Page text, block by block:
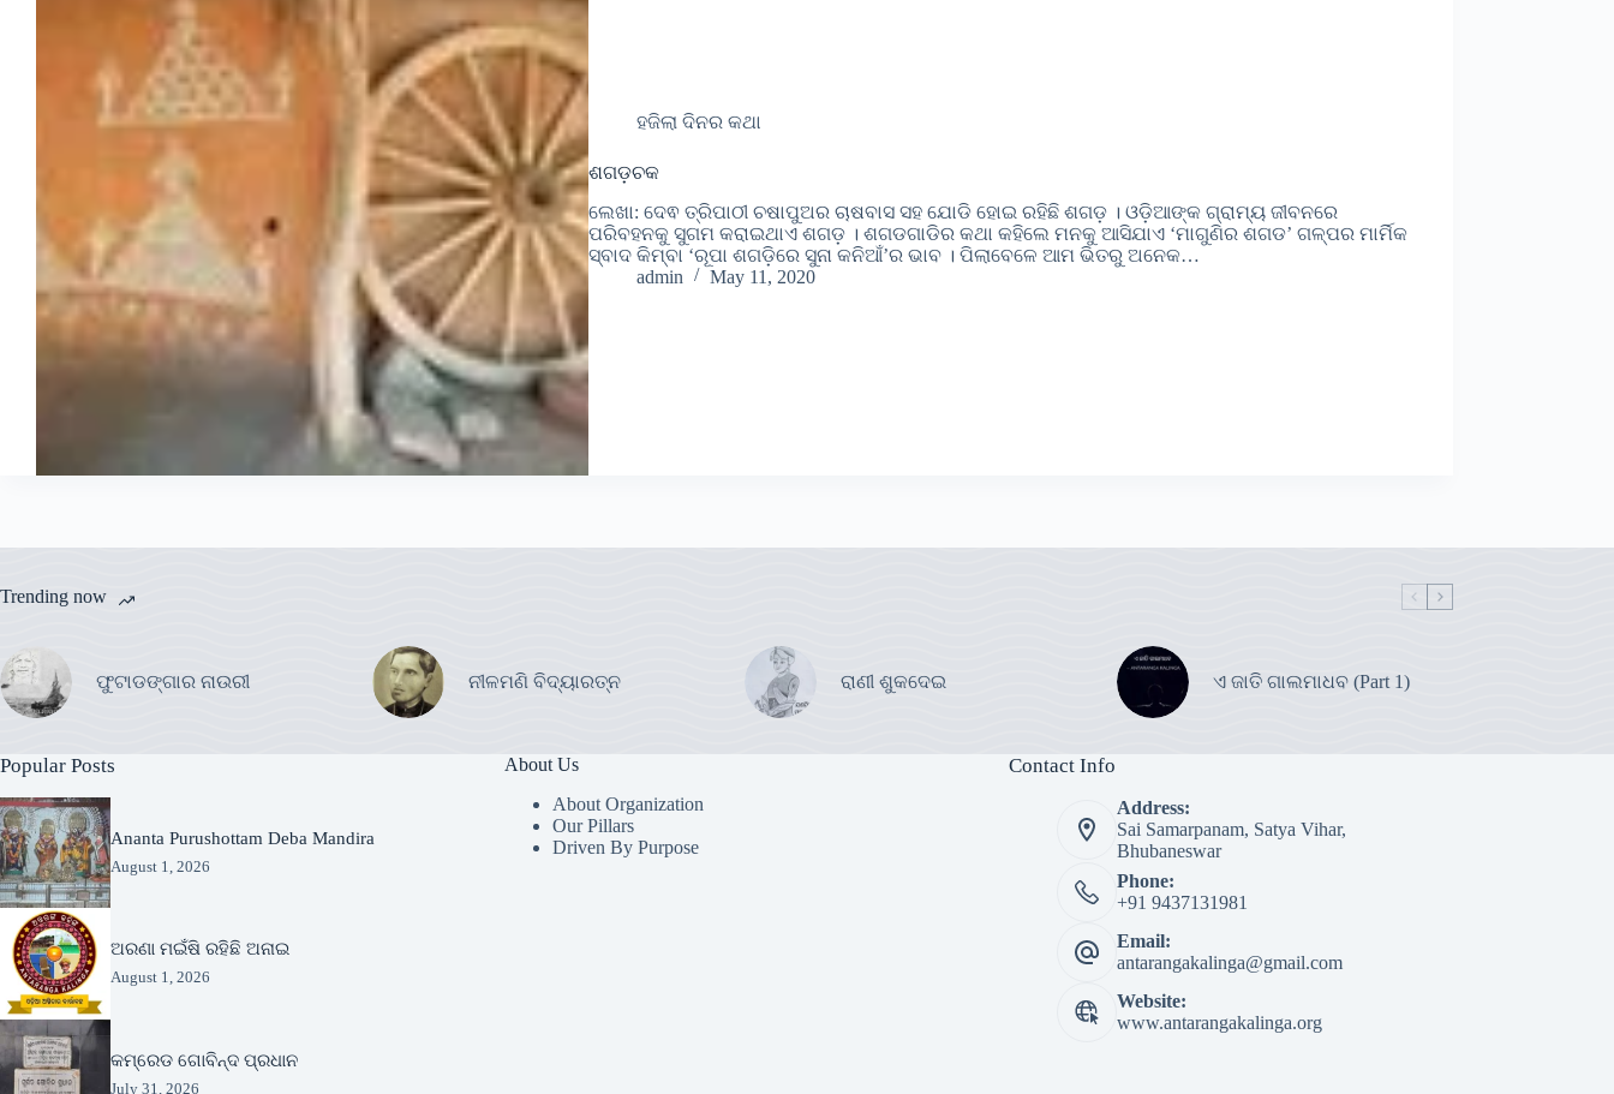
ହଜିଲା ଦିନର କଥା
ଶଗଡ଼ଚକ
ଲେଖା: ଦେଵ ତ୍ରିପାଠୀ ଚଷାପୁଅର ଚାଷବାସ ସହ ଯୋଡି ହୋଇ ରହିଛି ଶଗଡ଼ । ଓଡ଼ିଆଙ୍କ ଗ୍ରାମ୍ୟ ଜୀବନରେ
ପରିବହନକୁ ସୁଗମ କରାଇଥାଏ ଶଗଡ଼ । ଶଗଡଗାଡିର କଥା କହିଲେ ମନକୁ ଆସିଯାଏ ‘ମାଗୁଣିର ଶଗଡ’ ଗଳ୍ପର ମାର୍ମିକ
ସ୍ବାଦ କିମ୍ବା ‘ରୂପା ଶଗଡ଼ିରେ ସୁନା କନିଆଁ’ର ଭାବ । ପିଲାବେଳେ ଆମ ଭିତରୁ ଅନେକ…
admin
May 11, 2020
Trending now
ଫୁଟାଡଙ୍ଗାର ନାଉରୀ ନୀଳମଣି ବିଦ୍ୟାରତ୍ନ ରାଣୀ ଶୁକଦେଇ ଏ ଜାତି ଗାଲମାଧବ (Part 1)
Popular Posts
Ananta Purushottam Deba Mandira
August 1, 2026
ଅରଣା ମଇଁଷି ରହିଛି ଅନାଇ
August 1, 2026
କମ୍ରେଡ ଗୋବିନ୍ଦ ପ୍ରଧାନ
July 31, 2026
About Us
About Organization
Our Pillars
Driven By Purpose​
Contact Info
Address:
Sai Samarpanam, Satya Vihar,
Bhubaneswar
Phone:
+91 9437131981
Email:
antarangakalinga@gmail.com
Website:
www.antarangakalinga.org